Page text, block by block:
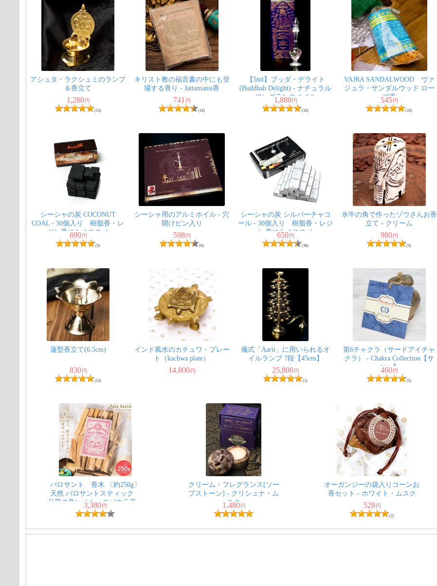
アシュタ・ラクシュミのランプ
＆香立て
1,280 円
(13)
キリスト教の福音書の中にも登
場する香り - Jattamansi香
741 円
(14)
【5ml】ブッダ・デライト
(Buddhah Delight) - ナチュラル
フレグランスオイル
1,880 円
(10)
VAJRA SANDALWOOD ヴァ
ジュラ・サンダルウッド ロー
プ香
545 円
(10)
シーシャの炭 COCONUT
COAL - 30個入り 樹脂香・レ
ジン香にもオススメ
690 円
(5)
シーシャ用のアルミホイル - 穴
開けピン入り
598 円
(6)
シーシャの炭 シルバーチャコ
ール - 30個入り 樹脂香・レジ
ン香にもオススメ
650 円
(36)
水牛の角で作ったゾウさんお香
立て - クリーム
980 円
(5)
蓮型香立て(6.5cm)
830 円
(13)
インド風水のカチュワ・プレー
ト（kachwa plate）
14,800 円
儀式「Aarti」に用いられるオ
イルランプ 7段【45cm】
25,800 円
(1)
第6チャクラ（サードアイチャ
クラ） - Chakra Collection【サ
シェ】
460 円
(5)
パロサント 香木 〔約250g〕
天然 パロサントスティック
品質の良いペルーのピウラ産
PALO SANTO チャック付き
3,380 円
クリーム・フレグランス[ソー
プストーン] - クリシュナ・ム
スク
1,480 円
オーガンジーの袋入りコーンお
香セット - ホワイト・ムスク
528 円
(2)